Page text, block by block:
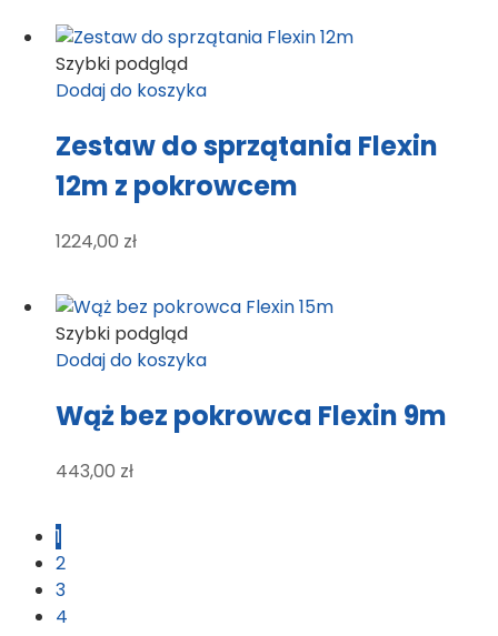
Szybki podgląd
Dodaj do koszyka
Zestaw do sprzątania Flexin
12m z pokrowcem
1224,00 zł
Szybki podgląd
Dodaj do koszyka
Wąż bez pokrowca Flexin 9m
443,00 zł
1
2
3
4